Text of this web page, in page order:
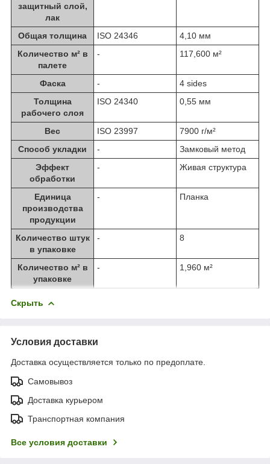
защитный слой,
лак
Общая толщина ISO 24346
4,10 мм
Количество м² в
палете
- 117,600 м²
Фаска -
4 sides
Толщина
рабочего слоя
ISO 24340 0,55 мм
Вес ISO 23997
7900 г/м²
Способ укладки
-
Замковый метод
Эффект
обработки
- Живая структура
Единица
производства
продукции
- Планка
Количество штук
в упаковке
- 8
Количество м² в
упаковке
- 1,960 м²
Скрыть
Условия доставки
Доставка осуществляется только по предоплате.
Самовывоз
Доставка курьером
Транспортная компания
Все условия доставки